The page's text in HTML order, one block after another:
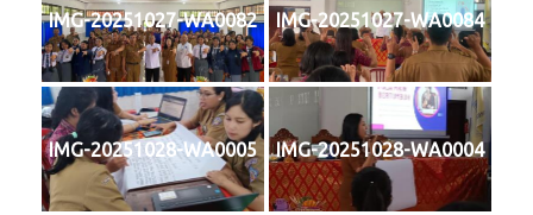
IMG-20251027-WA0082 IMG-20251027-WA0084
IMG-20251028-WA0005 IMG-20251028-WA0004